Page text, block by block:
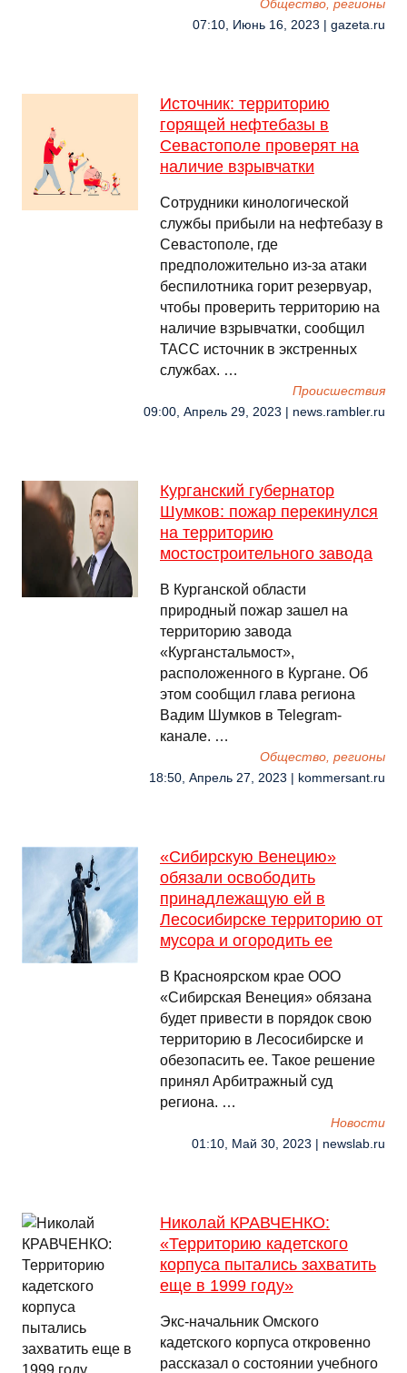
Общество, регионы
07:10, Июнь 16, 2023 | gazeta.ru
Источник: территорию
горящей нефтебазы в
Севастополе проверят на
наличие взрывчатки
Сотрудники кинологической
службы прибыли на нефтебазу в
Севастополе, где
предположительно из-за атаки
беспилотника горит резервуар,
чтобы проверить территорию на
наличие взрывчатки, сообщил
ТАСС источник в экстренных
службах. …
Происшествия
09:00, Апрель 29, 2023 | news.rambler.ru
Курганский губернатор
Шумков: пожар перекинулся
на территорию
мостостроительного завода
В Курганской области
природный пожар зашел на
территорию завода
«Курганстальмост»,
расположенного в Кургане. Об
этом сообщил глава региона
Вадим Шумков в Telegram-
канале. …
Общество, регионы
18:50, Апрель 27, 2023 | kommersant.ru
«Сибирскую Венецию»
обязали освободить
принадлежащую ей в
Лесосибирске территорию от
мусора и огородить ее
В Красноярском крае ООО
«Сибирская Венеция» обязана
будет привести в порядок свою
территорию в Лесосибирске и
обезопасить ее. Такое решение
принял Арбитражный суд
региона. …
Новости
01:10, Май 30, 2023 | newslab.ru
Николай КРАВЧЕНКО:
«Территорию кадетского
корпуса пытались захватить
еще в 1999 году»
Экс-начальник Омского
кадетского корпуса откровенно
рассказал о состоянии учебного